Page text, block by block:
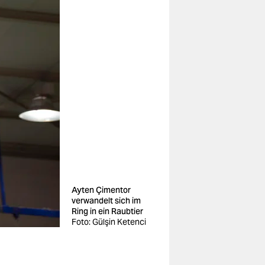
Ayten Çimentor
verwandelt sich im
Ring in ein Raubtier
Foto: Gülşin Ketenci